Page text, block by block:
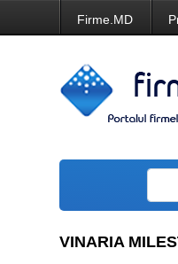
Firme.MD
VINARIA